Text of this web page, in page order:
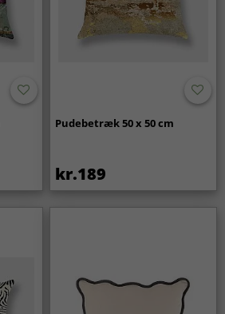
Pudebetræk 50 x 50 cm
kr.189